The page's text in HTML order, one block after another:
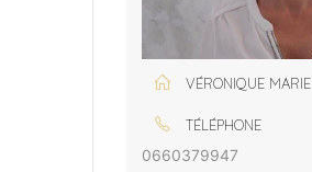
VÉRONIQUE MARIE
TÉLÉPHONE
0660379947